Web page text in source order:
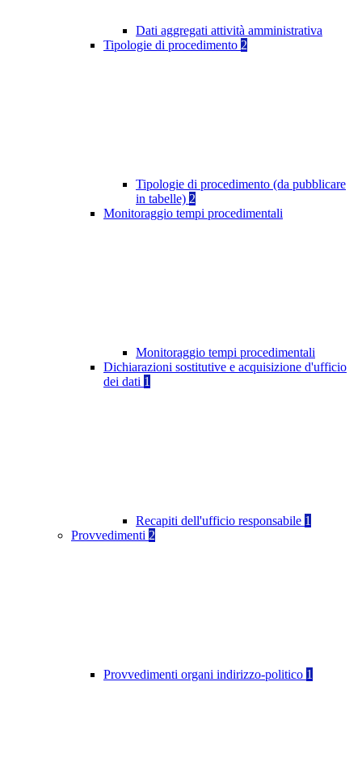
Dati aggregati attività amministrativa
Tipologie di procedimento 2
Tipologie di procedimento (da pubblicare
in tabelle) 2
Monitoraggio tempi procedimentali
Monitoraggio tempi procedimentali
Dichiarazioni sostitutive e acquisizione d'ufficio
dei dati 1
Recapiti dell'ufficio responsabile 1
Provvedimenti 2
Provvedimenti organi indirizzo-politico 1